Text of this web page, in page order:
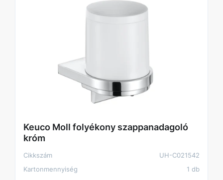
Keuco Moll folyékony szappanadagoló
króm
Cikkszám
UH-C021542
Kartonmennyiség
1 db